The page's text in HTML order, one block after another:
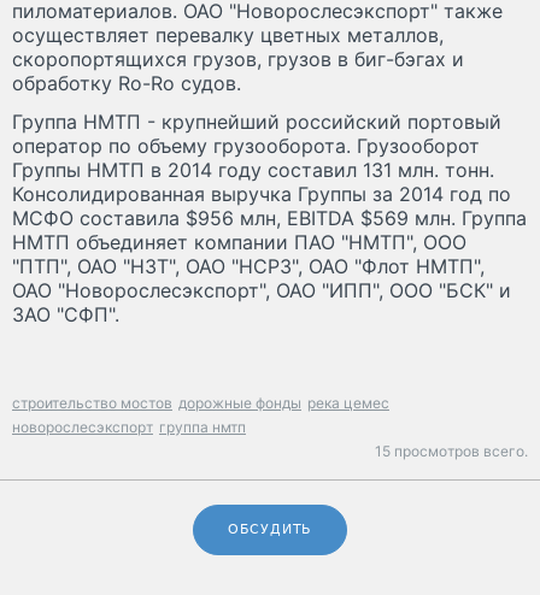
пиломатериалов. ОАО "Новорослесэкспорт" также
осуществляет перевалку цветных металлов,
скоропортящихся грузов, грузов в биг-бэгах и
обработку Ro-Ro судов.
Группа НМТП - крупнейший российский портовый
оператор по объему грузооборота. Грузооборот
Группы НМТП в 2014 году составил 131 млн. тонн.
Консолидированная выручка Группы за 2014 год по
МСФО составила $956 млн, EBITDA $569 млн. Группа
НМТП объединяет компании ПАО "НМТП", ООО
"ПТП", ОАО "НЗТ", ОАО "НСРЗ", ОАО "Флот НМТП",
ОАО "Новорослесэкспорт", ОАО "ИПП", ООО "БСК" и
ЗАО "СФП".
строительство мостов дорожные фонды река цемес
новорослесэкспорт группа нмтп
15 просмотров всего.
ОБСУДИТЬ